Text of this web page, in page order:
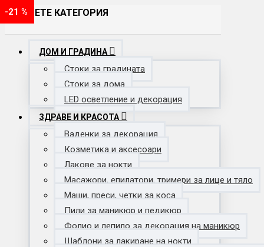
ИЗБЕРЕТЕ КАТЕГОРИЯ
ДОМ И ГРАДИНА
Стоки за градината
Стоки за дома
LED осветление и декорация
ЗДРАВЕ И КРАСОТА
Ваденки за декорация
Козметика и аксесоари
Лакове за нокти
Масажори, епилатори, тримери за лице и тяло
Маши, преси, четки за коса
Пили за маникюр и педикюр
Фолио и лепило за декорация на маникюр
Шаблони за лакиране на нокти
-21 %
-25 %
-33 %
-33 %
-25 %
-23 %
-20 %
-20 %
-20 %
-20 %
-17 %
-21 %
-21 %
-21 %